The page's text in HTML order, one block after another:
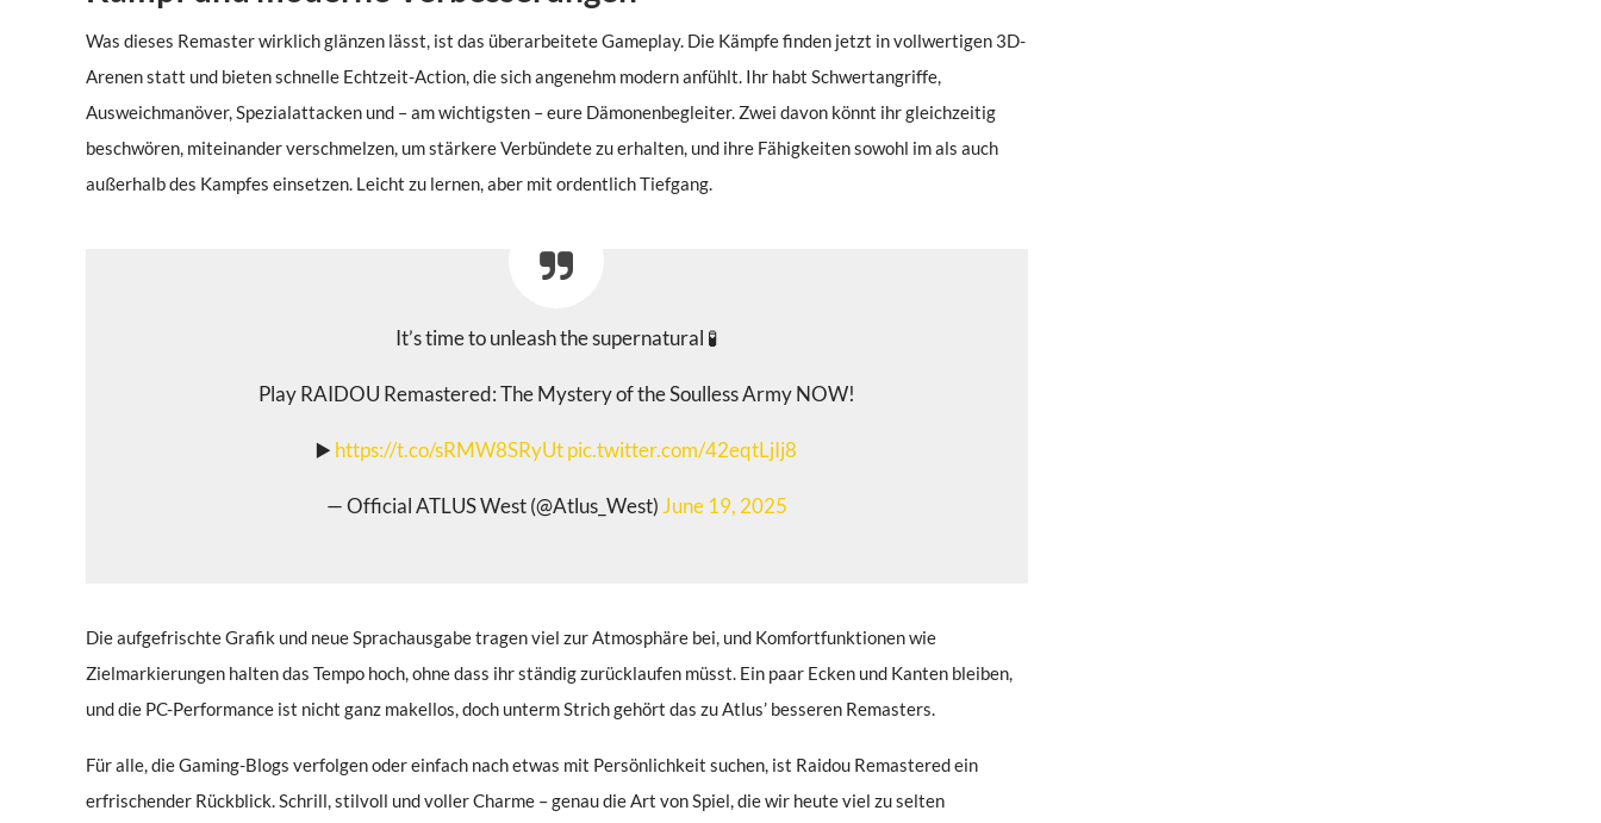
Was dieses Remaster wirklich glänzen lässt, ist das überarbeitete Gameplay. Die Kämpfe finden jetzt in vollwertigen 3D-
Arenen statt und bieten schnelle Echtzeit-Action, die sich angenehm modern anfühlt. Ihr habt Schwertangriffe,
Ausweichmanöver, Spezialattacken und – am wichtigsten – eure Dämonenbegleiter. Zwei davon könnt ihr gleichzeitig
beschwören, miteinander verschmelzen, um stärkere Verbündete zu erhalten, und ihre Fähigkeiten sowohl im als auch
außerhalb des Kampfes einsetzen. Leicht zu lernen, aber mit ordentlich Tiefgang.
It’s time to unleash the supernatural 🧪
Play RAIDOU Remastered: The Mystery of the Soulless Army NOW!
▶️ https://t.co/sRMW8SRyUt pic.twitter.com/42eqtLjIj8
— Official ATLUS West (@Atlus_West) June 19, 2025
Die aufgefrischte Grafik und neue Sprachausgabe tragen viel zur Atmosphäre bei, und Komfortfunktionen wie
Zielmarkierungen halten das Tempo hoch, ohne dass ihr ständig zurücklaufen müsst. Ein paar Ecken und Kanten bleiben,
und die PC-Performance ist nicht ganz makellos, doch unterm Strich gehört das zu Atlus’ besseren Remasters.
Für alle, die Gaming-Blogs verfolgen oder einfach nach etwas mit Persönlichkeit suchen, ist Raidou Remastered ein
erfrischender Rückblick. Schrill, stilvoll und voller Charme – genau die Art von Spiel, die wir heute viel zu selten